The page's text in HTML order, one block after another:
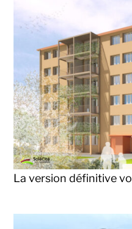
La version définitive